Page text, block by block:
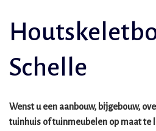
Schelle
Wenst u een aanbouw, bijgebouw,
tuinhuis of tuinmeubelen op maat te